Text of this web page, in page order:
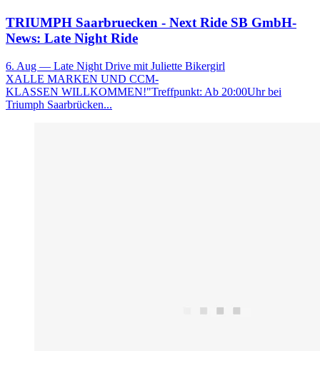
TRIUMPH Saarbruecken - Next Ride SB GmbH-
News: Late Night Ride
6. Aug — Late Night Drive mit Juliette Bikergirl
XALLE MARKEN UND CCM-
KLASSEN WILLKOMMEN!"Treffpunkt: Ab 20:00Uhr bei
Triumph Saarbrücken...